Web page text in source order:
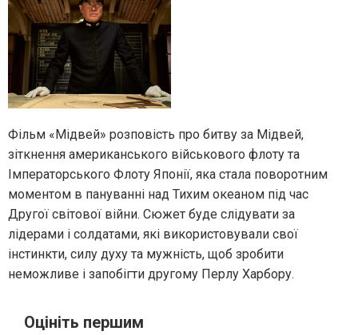
Фільм «Мідвей» розповість про битву за Мідвей,
зіткнення американського військового флоту та
Імператорського Флоту Японії, яка стала поворотним
моментом в пануванні над Тихим океаном під час
Другої світової війни. Сюжет буде слідувати за
лідерами і солдатами, які використовували свої
інстинкти, силу духу та мужність, щоб зробити
неможливе і запобігти другому Перлу Харбору.
Оцініть першим